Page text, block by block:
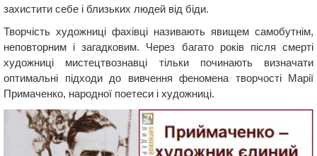
захистити себе і близьких людей від біди.
Творчість художниці фахівці називають явищем самобутнім,
неповторним і загадковим. Через багато років після смерті
художниці мистецтвознавці тільки починають визначати
оптимальні підходи до вивчення феномена творчості Марії
Примаченко, народної поетеси і художниці.